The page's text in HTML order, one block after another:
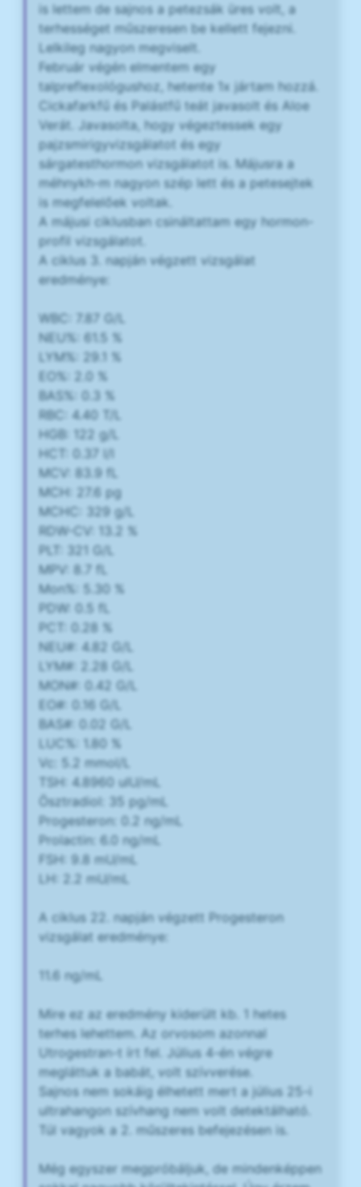
is lettem de sajnos a petezsák üres volt, a
terhességet műszeresen be kellett fejezni.
Lelkileg nagyon megviselt.
Február végén elmentem egy
talpreflexológushoz, hetente 1x jártam hozzá.
Cickafarkfű és Palástfű teát javasolt és Aloe
Verát. Javasolta, hogy végeztessek egy
pajzsmirigyvizsgálatot és egy
sárgatesthormon vizsgálatot is. Májusra a
méhnykh-m nagyon szép lett és a petesejtek
is megfelelőek voltak.
A májusi ciklusban csináltattam egy hormon-
profil vizsgálatot.
A ciklus 3. napján végzett vizsgálat
eredménye:
WBC: 7.87 G/L
NEU%: 61.5 %
LYM%: 29.1 %
EO%: 2.0 %
BAS%: 0.3 %
RBC: 4.40 T/L
HGB: 122 g/L
HCT: 0.37 l/l
MCV: 83.9 fL
MCH: 27.6 pg
MCHC: 329 g/L
RDW-CV: 13.2 %
PLT: 321 G/L
MPV: 8.7 fL
Mon%: 5.30 %
PDW: 0.5 fL
PCT: 0.28 %
NEU#: 4.82 G/L
LYM#: 2.28 G/L
MON#: 0.42 G/L
EO#: 0.16 G/L
BAS#: 0.02 G/L
LUC%: 1.80 %
Vc: 5.2 mmol/L
TSH: 4.8960 ulU/mL
Ösztradiol: 35 pg/mL
Progesteron: 0.2 ng/mL
Prolactin: 6.0 ng/mL
FSH: 9.8 mU/mL
LH: 2.2 mU/mL
A ciklus 22. napján végzett Progesteron
vizsgálat eredménye:
11.6 ng/mL
Mire ez az eredmény kiderült kb. 1 hetes
terhes lehettem. Az orvosom azonnal
Utrogestran-t írt fel. Július 4-én végre
megláttuk a babát, volt szívverése.
Sajnos nem sokáig élhetett mert a július 25-i
ultrahangon szívhang nem volt detektálható.
Túl vagyok a 2. műszeres befejezésen is.
Még egyszer megpróbáljuk, de mindenképpen